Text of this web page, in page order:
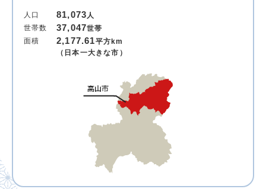
人口 81,073人
世帯数
37,047世帯
面積
2,177.61平方km
（日本一大きな市）